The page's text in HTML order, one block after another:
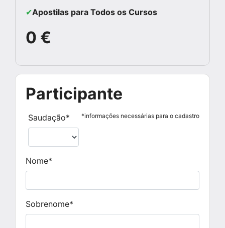
✔︎Apostilas para Todos os Cursos
0 €
Participante
*informações necessárias para o cadastro
Saudação*
Nome*
Sobrenome*